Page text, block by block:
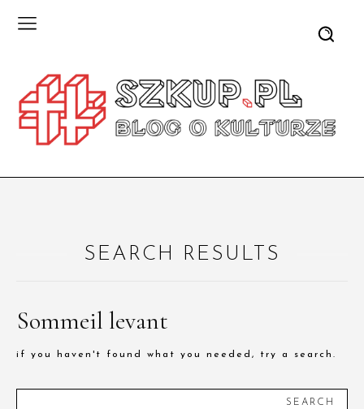
SEARCH RESULTS
Sommeil levant
if you haven't found what you needed, try a search.
SEARCH